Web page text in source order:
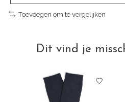
Toevoegen om te vergelijken
Dit vind je
Items van productcarrousel